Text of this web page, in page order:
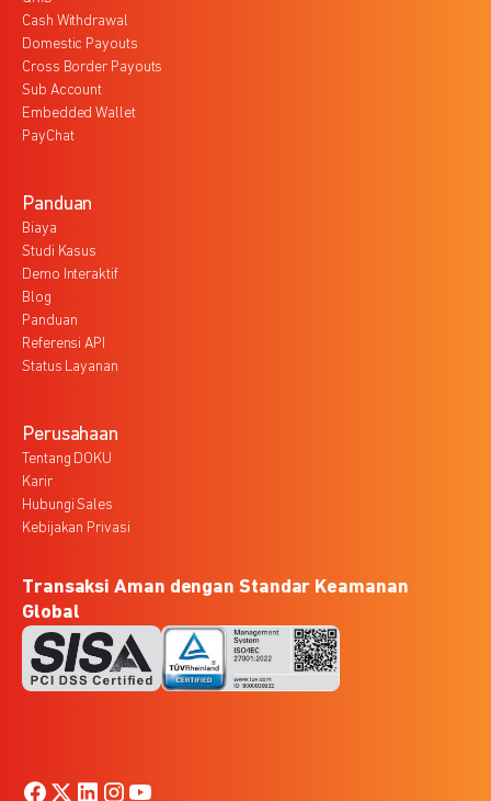
Cash Withdrawal
Domestic Payouts
Cross Border Payouts
Sub Account
Embedded Wallet
PayChat
Panduan
Biaya
Studi Kasus
Demo Interaktif
Blog
Panduan
Referensi API
Status Layanan
Perusahaan
Tentang DOKU
Karir
Hubungi Sales
Kebijakan Privasi
Transaksi Aman dengan Standar Keamanan
Global